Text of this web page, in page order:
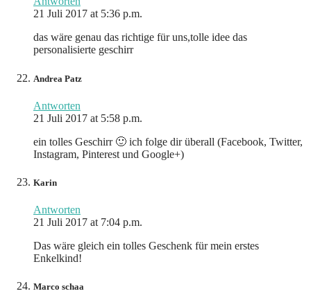
21 Juli 2017 at 5:36 p.m.
das wäre genau das richtige für uns,tolle idee das
personalisierte geschirr
Andrea Patz
Antworten
21 Juli 2017 at 5:58 p.m.
ein tolles Geschirr 🙂 ich folge dir überall (Facebook, Twitter,
Instagram, Pinterest und Google+)
Karin
Antworten
21 Juli 2017 at 7:04 p.m.
Das wäre gleich ein tolles Geschenk für mein erstes
Enkelkind!
Marco schaa